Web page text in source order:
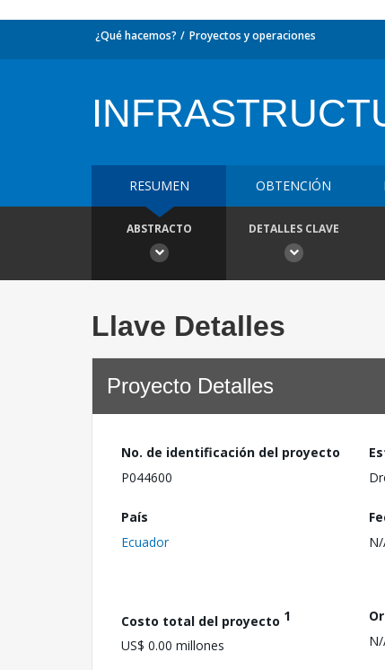
¿Qué hacemos? Proyectos y operaciones
RESUMEN OBTENCIÓN
ABSTRACTO DETALLES CLAVE
Llave Detalles
Proyecto Detalles
No. de identificación del proyecto
P044600
País
Ecuador
Costo total del proyecto 1
US$ 0.00 millones